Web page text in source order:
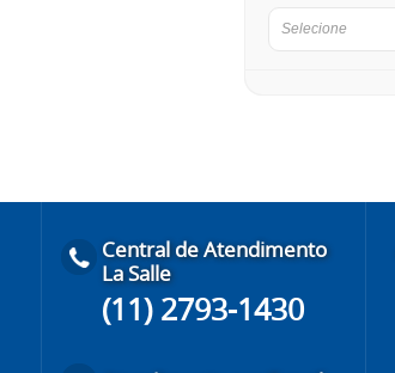
Selecione
Central de Atendimento
La Salle
(11) 2793-1430